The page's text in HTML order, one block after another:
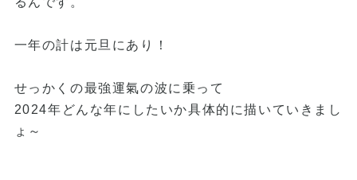
一年の計は元旦にあり！
せっかくの最強運氣の波に乗って
2024年どんな年にしたいか具体的に描いていきまし
ょ～